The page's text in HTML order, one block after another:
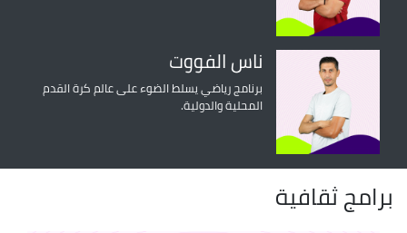
ناس الفووت
برنامج رياضي يسلط الضوء على عالم كرة القدم
المحلية والدولية.
برامج ثقافية